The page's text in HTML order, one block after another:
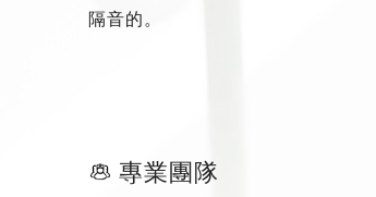
隔音的。
專業團隊